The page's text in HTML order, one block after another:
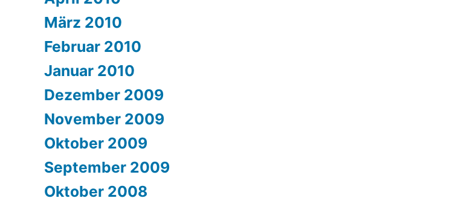
März 2010
Februar 2010
Januar 2010
Dezember 2009
November 2009
Oktober 2009
September 2009
Oktober 2008